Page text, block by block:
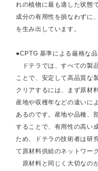
れの植物に最も適した状態
成分の有用性を損なわずに
を生み出しています。
●CPTG 基準による厳格な
ドテラでは、すべての製
ことで、安定して高品質
クリアするには、まず原材
産地や収穫年などの違いに
あるのです。産地や品種、
することで、有用性の高い
ため、ドテラの技術者は研
て原材料供給のネットワー
原材料と同じく大切なの